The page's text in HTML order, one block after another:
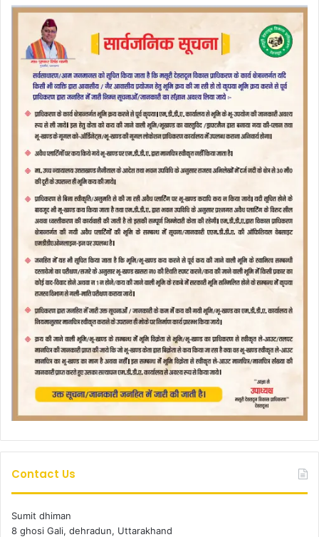
Contact Us
Sumit dhiman
8 ghosi Gali, dehradun, Uttarakhand